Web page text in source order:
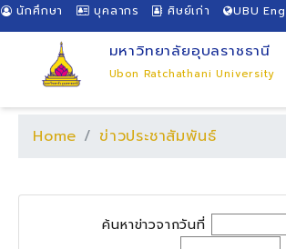
นักศึกษา บุคลากร ศิษย์เก่า UBU
มหาวิทยาลัยอุบลราชธานี
Ubon Ratchathani University
Home ข่าวประชาสัมพันธ์
ค้นหาข่าวจากวันที่